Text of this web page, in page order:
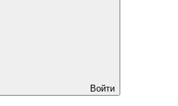
Войти